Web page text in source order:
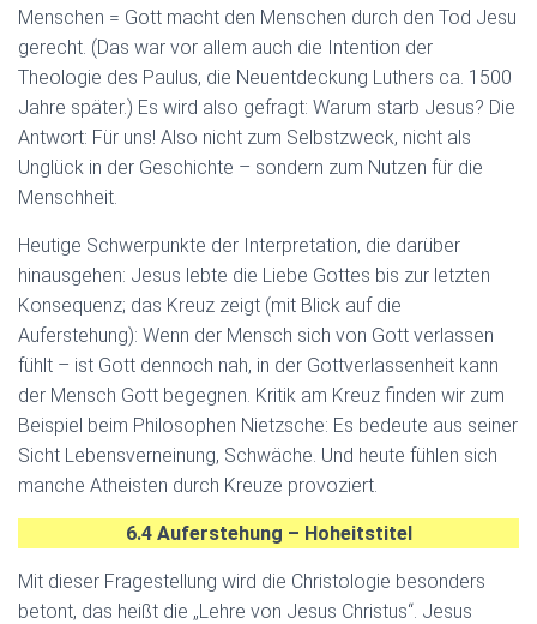
Menschen = Gott macht den Menschen durch den Tod Jesu
gerecht. (Das war vor allem auch die Intention der
Theologie des Paulus, die Neuentdeckung Luthers ca. 1500
Jahre später.) Es wird also gefragt: Warum starb Jesus? Die
Antwort: Für uns! Also nicht zum Selbstzweck, nicht als
Unglück in der Geschichte – sondern zum Nutzen für die
Menschheit.
Heutige Schwerpunkte der Interpretation, die darüber
hinausgehen: Jesus lebte die Liebe Gottes bis zur letzten
Konsequenz; das Kreuz zeigt (mit Blick auf die
Auferstehung): Wenn der Mensch sich von Gott verlassen
fühlt – ist Gott dennoch nah, in der Gottverlassenheit kann
der Mensch Gott begegnen. Kritik am Kreuz finden wir zum
Beispiel beim Philosophen Nietzsche: Es bedeute aus seiner
Sicht Lebensverneinung, Schwäche. Und heute fühlen sich
manche Atheisten durch Kreuze provoziert.
6.4 Auferstehung – Hoheitstitel
Mit dieser Fragestellung wird die Christologie besonders
betont, das heißt die „Lehre von Jesus Christus“. Jesus